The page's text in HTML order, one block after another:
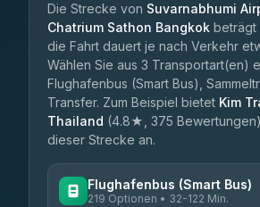
Die Strecke von Suvarnabhumi
Chatrium Sathon Bangkok beträgt
die Fahrt dauert je nach Verkehr
Wählen Sie aus 3 Transportart(en)
Flughafenbus (Smart Bus),
Transfer. Zum Beispiel bietet Kim
Thailand (4.8★, 375
dieser Strecke an.
Flughafenbus (Smart Bus)
219 Optionen • 32-122 Min.